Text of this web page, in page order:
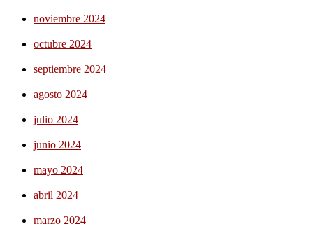
noviembre 2024
octubre 2024
septiembre 2024
agosto 2024
julio 2024
junio 2024
mayo 2024
abril 2024
marzo 2024